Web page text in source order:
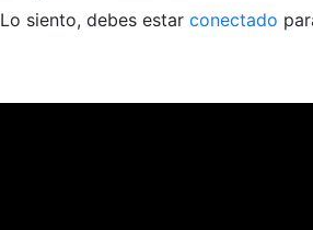
Lo siento, debes estar conectado